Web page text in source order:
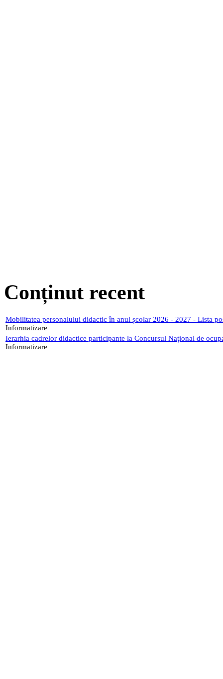
Conținut recent
Mobilitatea personalului didactic în anul școlar 2026 - 2027 - Lista
Informatizare
Ierarhia cadrelor didactice participante la Concursul Național de
Informatizare